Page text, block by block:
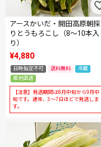
アースかいだ・開田高原朝採
りとうもろこし（8～10本入
り）
¥4,880
日時指定不可 送料無料
冷蔵
産地直送
【注意】発送期間は8月中旬から9月中
旬です。通常、3～7日ほどで発送しま
す。